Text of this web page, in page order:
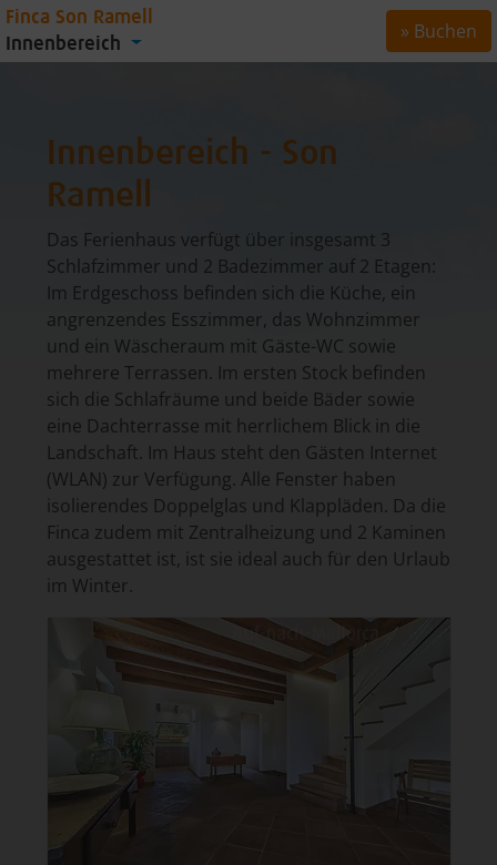
Innenbereich - Son
Ramell
Das Ferienhaus verfügt über insgesamt 3
Schlafzimmer und 2 Badezimmer auf 2 Etagen:
Im Erdgeschoss befinden sich die Küche, ein
angrenzendes Esszimmer, das Wohnzimmer
und ein Wäscheraum mit Gäste-WC sowie
mehrere Terrassen. Im ersten Stock befinden
sich die Schlafräume und beide Bäder sowie
eine Dachterrasse mit herrlichem Blick in die
Landschaft. Im Haus steht den Gästen Internet
(WLAN) zur Verfügung. Alle Fenster haben
isolierendes Doppelglas und Klappläden. Da die
Finca zudem mit Zentralheizung und 2 Kaminen
ausgestattet ist, ist sie ideal auch für den Urlaub
im Winter.
Finca Son Ramell
Innenbereich
» Buchen